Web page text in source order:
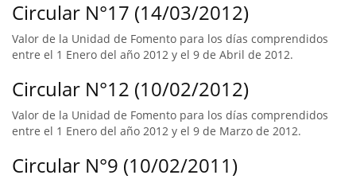
Circular N°17 (14/03/2012)
Valor de la Unidad de Fomento para los días comprendidos
entre el 1 Enero del año 2012 y el 9 de Abril de 2012.
Circular N°12 (10/02/2012)
Valor de la Unidad de Fomento para los días comprendidos
entre el 1 Enero del año 2012 y el 9 de Marzo de 2012.
Circular N°9 (10/02/2011)